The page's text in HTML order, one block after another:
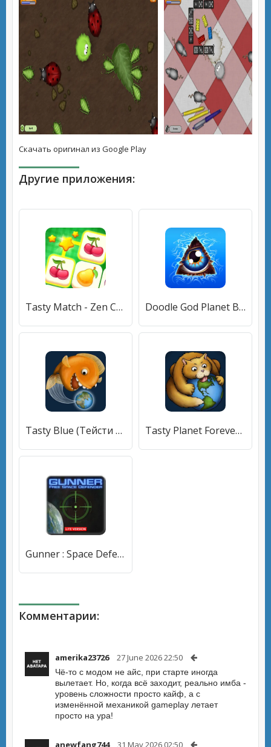
Скачать оригинал из Google Play
Другие приложения:
Tasty Match - Zen Connect [МОД Много денег] APK Android Doodle God Planet Blitz (Дудл Год Планета Блиц) [МОД Mega Pack] APK Android
Tasty Blue (Тейсти Блу) [МОД Mega Pack] APK Android Tasty Planet Forever (Тейсти Планет Форевер) [МОД Меню] APK Android
Gunner : Space Defender (Lite) (Ганнер Фриспейс Дефендер Лайт) [МОД Unlocked] APK Android
Комментарии:
amerika23726 27 June 2026 22:50
Чё-то с модом не айс, при старте иногда
вылетает. Но, когда всё заходит, реально имба -
уровень сложности просто кайф, а с
изменённой механикой gameplay летает
просто на ура!
anewfang744 31 May 2026 02:50